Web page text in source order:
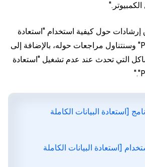
حول كيفية استخدام "استعادة
البيانات الكاملة PRO15" وسنتناول مراجعات حوله، بالإضافة إلى
التي تحدث عند عدم تشغيل "استعادة
برنامج [استعادة البيانات الكاملة
استخدام [استعادة البيانات الكاملة